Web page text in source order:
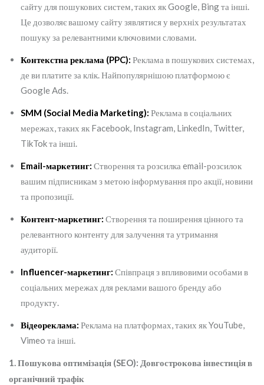
сайту для пошукових систем, таких як Google, Bing та інші.
Це дозволяє вашому сайту зявлятися у верхніх результатах
пошуку за релевантними ключовими словами.
Контекстна реклама (PPC): Реклама в пошукових системах,
де ви платите за клік. Найпопулярнішою платформою є
Google Ads.
SMM (Social Media Marketing): Реклама в соціальних
мережах, таких як Facebook, Instagram, LinkedIn, Twitter,
TikTok та інші.
Email-маркетинг: Створення та розсилка email-розсилок
вашим підписникам з метою інформування про акції, новини
та пропозиції.
Контент-маркетинг: Створення та поширення цінного та
релевантного контенту для залучення та утримання
аудиторії.
Influencer-маркетинг: Співпраця з впливовими особами в
соціальних мережах для реклами вашого бренду або
продукту.
Відеореклама: Реклама на платформах, таких як YouTube,
Vimeo та інші.
1. Пошукова оптимізація (SEO): Довгострокова інвестиція в
органічний трафік